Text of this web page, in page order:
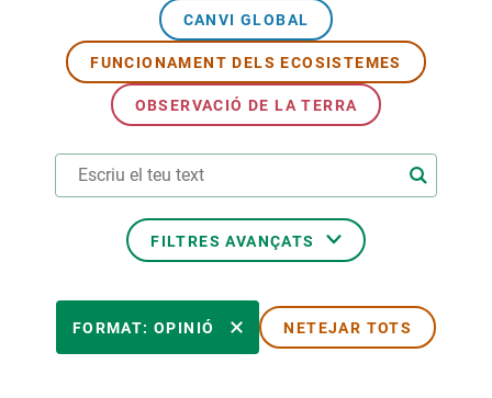
CANVI GLOBAL
FUNCIONAMENT DELS ECOSISTEMES
OBSERVACIÓ DE LA TERRA
FILTRES AVANÇATS
FORMAT: OPINIÓ NETEJAR TOTS